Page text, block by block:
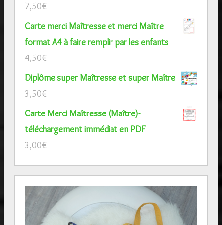
7,50€
Carte merci Maîtresse et merci Maître
format A4 à faire remplir par les enfants
4,50€
Diplôme super Maîtresse et super Maître
3,50€
Carte Merci Maîtresse (Maître)-
téléchargement immédiat en PDF
3,00€